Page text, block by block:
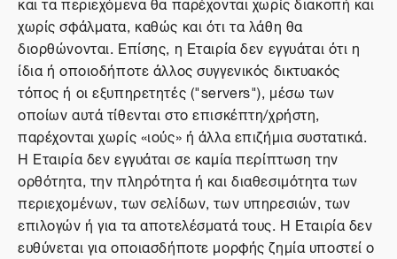
χωρίς σφάλματα, καθώς και ότι τα λάθη θα
διορθώνονται. Επίσης, η Εταιρία δεν εγγυάται ότι η
ίδια ή οποιοδήποτε άλλος συγγενικός δικτυακός
τόπος ή οι εξυπηρετητές ("servers"), μέσω των
οποίων αυτά τίθενται στο επισκέπτη/χρήστη,
παρέχονται χωρίς «ιούς» ή άλλα επιζήμια συστατικά.
Η Εταιρία δεν εγγυάται σε καμία περίπτωση την
ορθότητα, την πληρότητα ή και διαθεσιμότητα των
περιεχομένων, των σελίδων, των υπηρεσιών, των
επιλογών ή για τα αποτελέσματά τους. Η Εταιρία δεν
ευθύνεται για οποιασδήποτε μορφής ζημία υποστεί ο